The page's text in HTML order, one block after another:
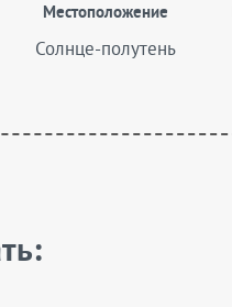
Местоположение
Солнце-полутень